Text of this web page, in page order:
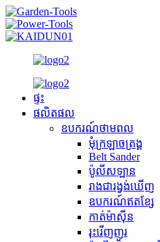
ផ្ទះ
ផលិតផល
ឧបករណ៍​ថាមពល
មុំក្រឡាចត្រង្គ
Belt Sander
ប៉ូលីសឡាន
រាងជារង្វង់ឃើញ
ឧបករណ៍ឥតខ្សែ
កាត់ម៉ាស៊ីន
រុះរើញញួរ